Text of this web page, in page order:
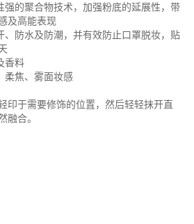
强的聚合物技术，加强粉底的延展性，带
及高能表现
、防水及防潮，并有效防止口罩脱妆，贴
香料
柔焦、雾面妆感
印于需要修饰的位置，然后轻轻抹开直
融合。